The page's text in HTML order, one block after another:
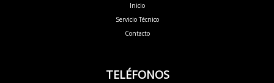
Inicio
Servicio Técnico
Contacto
TELÉFONOS